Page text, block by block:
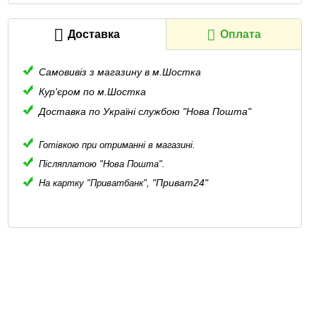
Доставка Оплата
Самовивіз з магазину в м.Шостка
Кур'єром по м.Шостка
Доставка по Україні службою "Нова Пошта"
Готівкою при отриманні в магазині.
Післяплатою "Нова Пошта".
На картку "Приватбанк", "Приват24"